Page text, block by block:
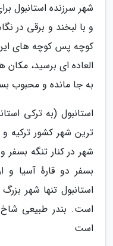
شهر سرزنده استانبول
و با لبخند و برقی در
کوچه پس کوچه های
العاده ای برسید، مکان
به جا مانده و محبوب
ترین شهر کشور ترکیه
شهر در کنار تنگه
بسفر دو قارهٔ آسیا و
استانبول تنها شهر
است. بندر طبیعی
است